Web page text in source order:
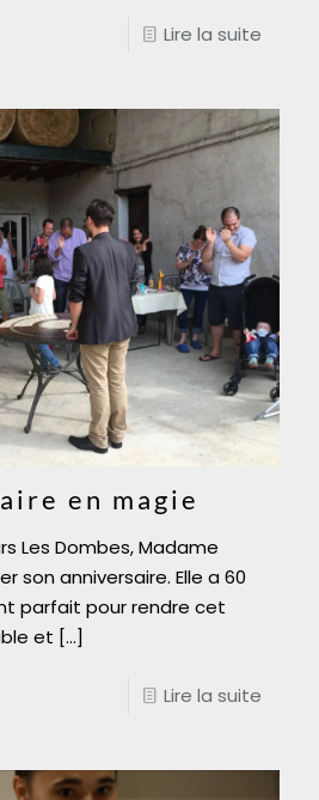
Lire la suite
en magie
Les Dombes, Madame
son anniversaire. Elle a 60
parfait pour rendre cet
et […]
Lire la suite